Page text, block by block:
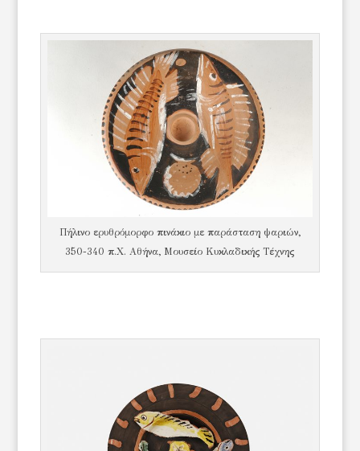
Πήλινο ερυθρόμορφο πινάκιο με παράσταση ψαριών,
350-340 π.Χ. Αθήνα, Μουσείο Κυκλαδικής Τέχνης